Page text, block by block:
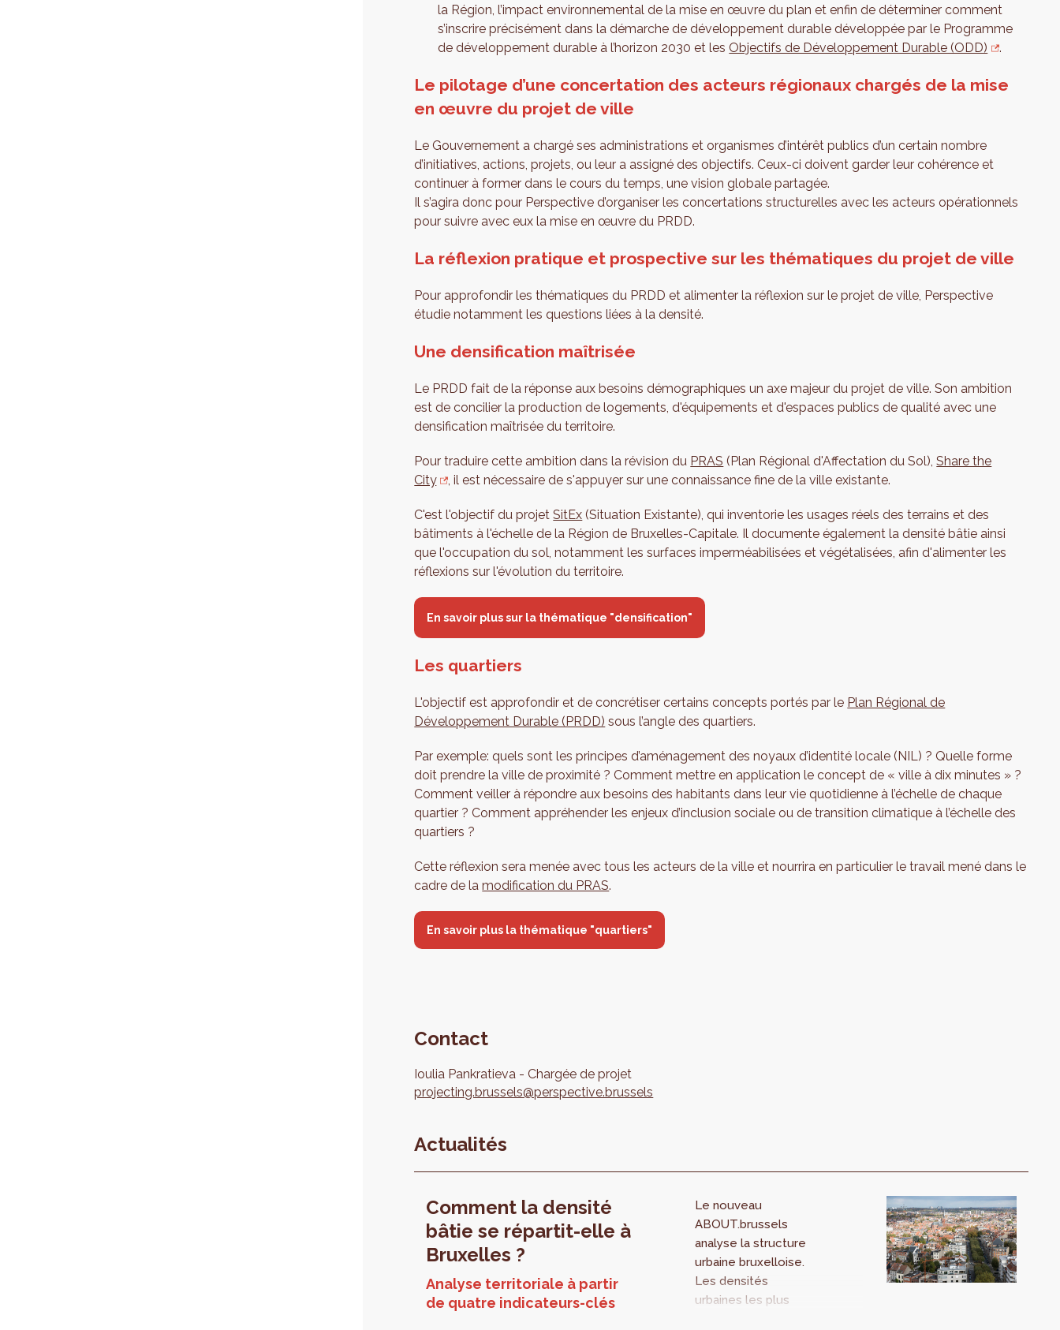
la Région, l’impact environnemental de la mise en œuvre du plan et enfin de déterminer comment
s’inscrire précisément dans la démarche de développement durable développée par le Programme
de développement durable à l’horizon 2030 et les Objectifs de Développement Durable (ODD) .
Le pilotage d’une concertation des acteurs régionaux chargés de la mise
en œuvre du projet de ville
Le Gouvernement a chargé ses administrations et organismes d’intérêt publics d’un certain nombre
d’initiatives, actions, projets, ou leur a assigné des objectifs. Ceux-ci doivent garder leur cohérence et
continuer à former dans le cours du temps, une vision globale partagée.
Il s’agira donc pour Perspective d’organiser les concertations structurelles avec les acteurs opérationnels
pour suivre avec eux la mise en œuvre du PRDD.
La réflexion pratique et prospective sur les thématiques du projet de ville
Pour approfondir les thématiques du PRDD et alimenter la réflexion sur le projet de ville, Perspective
étudie notamment les questions liées à la densité.
Une densification maîtrisée
Le PRDD fait de la réponse aux besoins démographiques un axe majeur du projet de ville. Son ambition
est de concilier la production de logements, d'équipements et d'espaces publics de qualité avec une
densification maîtrisée du territoire.
Pour traduire cette ambition dans la révision du PRAS (Plan Régional d'Affectation du Sol),Share the
City
, il est nécessaire de s'appuyer sur une connaissance fine de la ville existante.
C'est l'objectif du projetSitEx (Situation Existante), qui inventorie les usages réels des terrains et des
bâtiments à l'échelle de la Région de Bruxelles-Capitale. Il documente également la densité bâtie ainsi
que l'occupation du sol, notamment les surfaces imperméabilisées et végétalisées, afin d'alimenter les
réflexions sur l'évolution du territoire.
En savoir plus sur la thématique "densification"
Les quartiers
L'objectif est approfondir et de concrétiser certains concepts portés par le Plan Régional de
Développement Durable (PRDD) sous l’angle des quartiers.
Par exemple: quels sont les principes d’aménagement des noyaux d’identité locale (NIL) ? Quelle forme
doit prendre la ville de proximité ? Comment mettre en application le concept de « ville à dix minutes » ?
Comment veiller à répondre aux besoins des habitants dans leur vie quotidienne à l’échelle de chaque
quartier ? Comment appréhender les enjeux d’inclusion sociale ou de transition climatique à l’échelle des
quartiers ?
Cette réflexion sera menée avec tous les acteurs de la ville et nourrira en particulier le travail mené dans le
cadre de lamodification du PRAS.
En savoir plus la thématique "quartiers"
Contact
Ioulia Pankratieva
Chargée de projet
projecting.brussels@perspective.brussels
Actualités
Comment la densité
bâtie se répartit-elle à
Bruxelles ?
Analyse territoriale à partir
de quatre indicateurs-clés
Le nouveau
ABOUT.brussels
analyse la structure
urbaine bruxelloise.
Les densités
urbaines les plus